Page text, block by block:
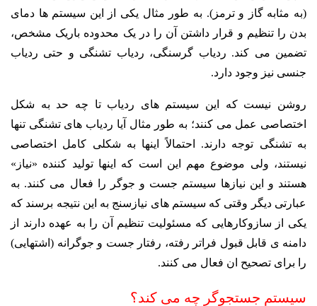
(به مثابه گاز و ترمز). به طور مثال یکی از این سیستم ها دمای
بدن را تنظیم و قرار داشتن آن را در یک محدوده باریک مشخص،
تضمین می کند. ردیاب گرسنگی، ردیاب تشنگی و حتی ردیاب
جنسی نیز وجود دارد.
روشن نیست که این سیستم های ردیاب تا چه حد به شکل
اختصاصی عمل می کنند؛ به طور مثال آیا ردیاب های تشنگی تنها
به تشنگی توجه دارند. احتمالاً اینها به شکلی کامل اختصاصی
نیستند، ولی موضوع مهم این است که اینها تولید کننده «نیاز»
هستند و این نیازها سیستم جست و جوگر را فعال می کنند. به
عبارتی دیگر وقتی که سیستم های نیازسنج به این نتیجه برسند که
یکی از سازوکارهایی که مسئولیت تنظیم آن را به عهده دارند از
دامنه ی قابل قبول فراتر رفته، رفتار جست و جوگرانه (اشتهایی)
را برای تصحیح ان فعال می کنند.
سیستم جستجوگر چه می کند؟